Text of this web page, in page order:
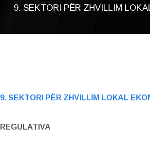
9. SEKTORI PËR ZHVILLIM
9. SEKTORI PËR ZHVILLIM LOKAL
REGULATIVA